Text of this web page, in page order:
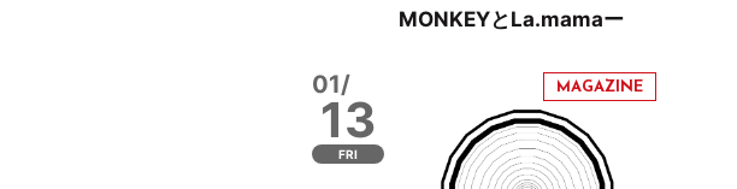
MONKEYとLa.mamaー
01/
13
FRI